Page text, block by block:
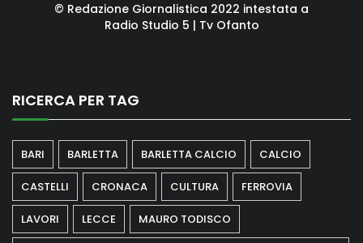
© Redazione Giornalistica 2022 intestata a
Radio Studio 5 | Tv Ofanto
RICERCA PER TAG
BARI BARLETTA BARLETTA CALCIO CALCIO
CASTELLI CRONACA CULTURA FERROVIA
LAVORI LECCE MAURO TODISCO